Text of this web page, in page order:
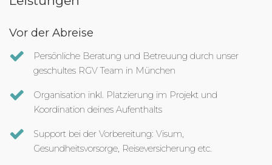
Vor der Abreise
Persönliche Beratung und Betreuung durch unser
geschultes RGV Team in München
Organisation inkl. Platzierung im Projekt und
Koordination deines Aufenthalts
Support bei der Vorbereitung: Visum,
Gesundheitsvorsorge, Reiseversicherung etc.